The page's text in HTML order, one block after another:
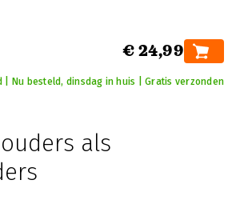
€ 24,99
| Nu besteld, dinsdag in huis | Gratis verzonden
als